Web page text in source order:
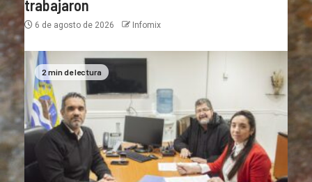
trabajaron
6 de agosto de 2026 Infomix
2 min de lectura